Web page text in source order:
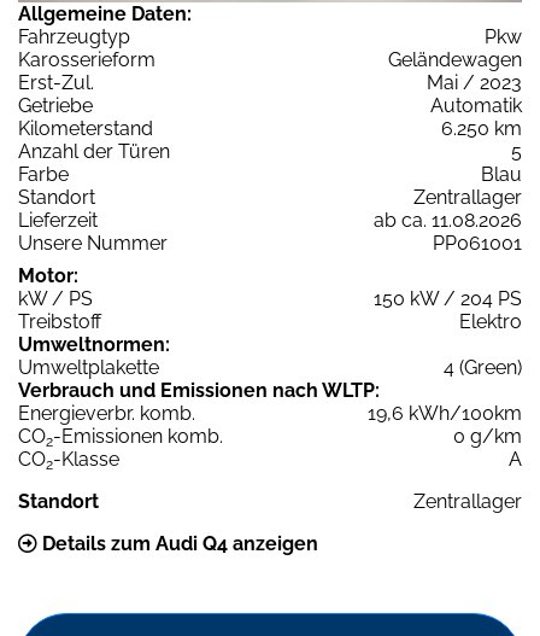
Allgemeine Daten:
Fahrzeugtyp
Pkw
Karosserieform
Geländewagen
Erst-Zul.
Mai / 2023
Getriebe
Automatik
Kilometerstand
6.250 km
Anzahl der Türen
5
Farbe
Blau
Standort
Zentrallager
Lieferzeit
ab ca. 11.08.2026
Unsere Nummer
PP061001
Motor:
kW / PS
150 kW / 204 PS
Treibstoff
Elektro
Umweltnormen:
Umweltplakette
4 (Green)
Verbrauch und Emissionen nach WLTP:
Energieverbr. komb.
19,6 kWh/100km
CO2-Emissionen komb.
0 g/km
CO2-Klasse
A
Standort
Zentrallager
Details zum Audi Q4 anzeigen